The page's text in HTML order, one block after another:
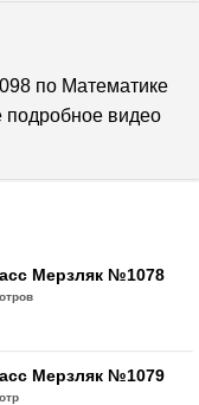
по Математике
подробное видео
Мерзляк №1078
Мерзляк №1079